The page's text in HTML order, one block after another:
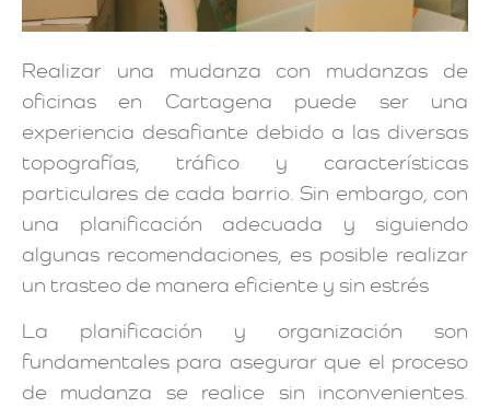
Realizar una mudanza con mudanzas de
oficinas en Cartagena puede ser una
experiencia desafiante debido a las diversas
topografías, tráfico y características
particulares de cada barrio. Sin embargo, con
una planificación adecuada y siguiendo
algunas recomendaciones, es posible realizar
un trasteo de manera eficiente y sin estrés
La planificación y organización son
fundamentales para asegurar que el proceso
de mudanza se realice sin inconvenientes.